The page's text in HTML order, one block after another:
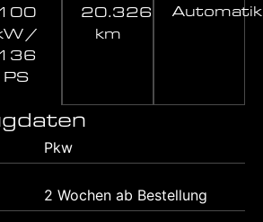
100
/
136
PS
20.326
km
Automatik
Pkw
2 Wochen ab Bestellung